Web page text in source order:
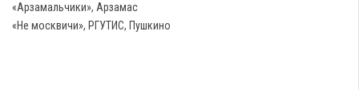
«Арзамальчики», Арзамас
«Не москвичи», РГУТИС, Пушкино